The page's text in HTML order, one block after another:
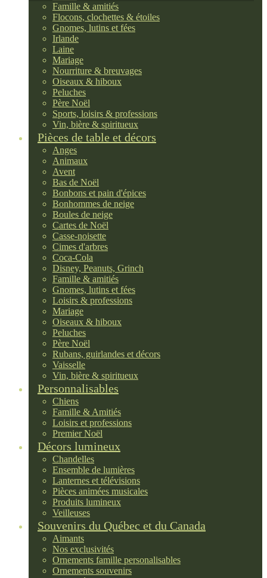
Famille & amitiés
Flocons, clochettes & étoiles
Gnomes, lutins et fées
Irlande
Laine
Mariage
Nourriture & breuvages
Oiseaux & hiboux
Peluches
Père Noël
Sports, loisirs & professions
Vin, bière & spiritueux
Pièces de table et décors
Anges
Animaux
Avent
Bas de Noël
Bonbons et pain d'épices
Bonhommes de neige
Boules de neige
Cartes de Noël
Casse-noisette
Cimes d'arbres
Coca-Cola
Disney, Peanuts, Grinch
Famille & amitiés
Gnomes, lutins et fées
Loisirs & professions
Mariage
Oiseaux & hiboux
Peluches
Père Noël
Rubans, guirlandes et décors
Vaisselle
Vin, bière & spiritueux
Personnalisables
Chiens
Famille & Amitiés
Loisirs et professions
Premier Noël
Décors lumineux
Chandelles
Ensemble de lumières
Lanternes et télévisions
Pièces animées musicales
Produits lumineux
Veilleuses
Souvenirs du Québec et du Canada
Aimants
Nos exclusivités
Ornements famille personalisables
Ornements souvenirs